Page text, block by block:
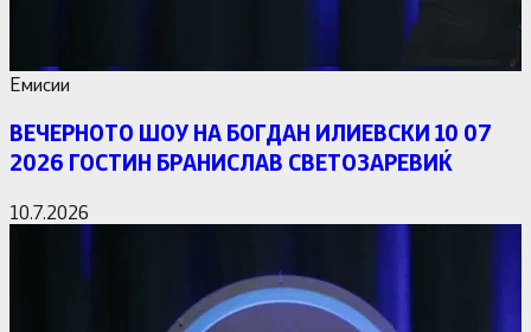
Емисии
ВЕЧЕРНОТО ШОУ НА БОГДАН ИЛИЕВСКИ 10 07
2026 ГОСТИН БРАНИСЛАВ СВЕТОЗАРЕВИЌ
10.7.2026